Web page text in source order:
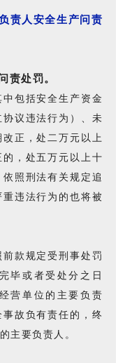
责人安全生产问责
责处罚。
包括安全生产资金
议违法行为）、未
正，处二万元以上
，处五万元以上十
照刑法有关规定追
违法行为的也将被
款规定受刑事处罚
毕或者受处分之日
营单位的主要负责
故负有责任的，终
主要负责人。